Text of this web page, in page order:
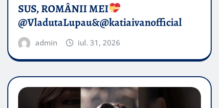
SUS, ROMÂNII MEI
@VladutaLupau&@katiaivanofficial
admin iul. 31, 2026